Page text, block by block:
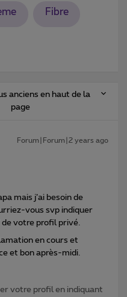
Fibre
anciens en haut de la
page
Forum|Forum|2 years ago
mais j’ai besoin de
vous svp indiquer
de votre profil privé.
en cours et
et bon après-midi.
votre profil en indiquant